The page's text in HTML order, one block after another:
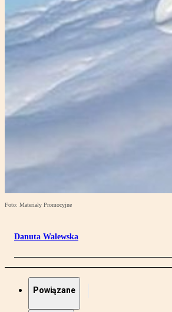
Foto: Materiały Promocyjne
Danuta Walewska
Powiązane